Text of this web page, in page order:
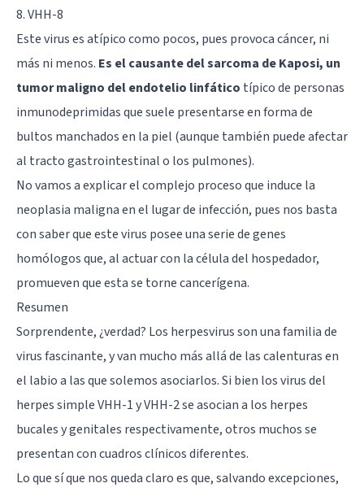
8. VHH-8
Este virus es atípico como pocos, pues provoca cáncer, ni
más ni menos. Es el causante del sarcoma de Kaposi, un
tumor maligno del endotelio linfático típico de personas
inmunodeprimidas que suele presentarse en forma de
bultos manchados en la piel (aunque también puede afectar
al tracto gastrointestinal o los pulmones).
No vamos a explicar el complejo proceso que induce la
neoplasia maligna en el lugar de infección, pues nos basta
con saber que este virus posee una serie de genes
homólogos que, al actuar con la célula del hospedador,
promueven que esta se torne cancerígena.
Resumen
Sorprendente, ¿verdad? Los herpesvirus son una familia de
virus fascinante, y van mucho más allá de las calenturas en
el labio a las que solemos asociarlos. Si bien los virus del
herpes simple VHH-1 y VHH-2 se asocian a los herpes
bucales y genitales respectivamente, otros muchos se
presentan con cuadros clínicos diferentes.
Lo que sí que nos queda claro es que, salvando excepciones,